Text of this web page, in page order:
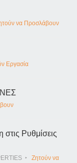
να Προσλάβουν
Εργασία
Ρυθμίσεις
Ζητούν να